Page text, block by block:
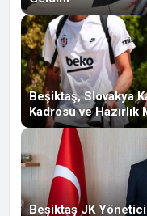
Beşiktaş, Slovakya
Kadrosu ve Hazırlık
Beşiktaş JK